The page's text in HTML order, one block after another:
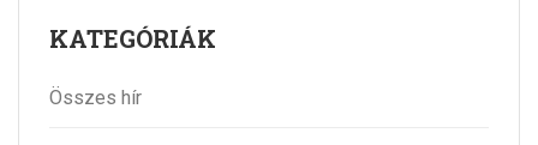
KATEGÓRIÁK
Összes hír